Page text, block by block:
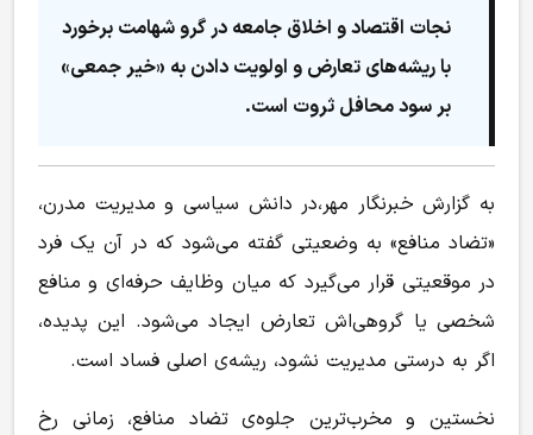
نجات اقتصاد و اخلاق جامعه در گرو شهامت برخورد
با ریشه‌های تعارض و اولویت دادن به «خیر جمعی»
بر سود محافل ثروت است.
به گزارش خبرنگار مهر،در دانش سیاسی و مدیریت مدرن،
«تضاد منافع» به وضعیتی گفته می‌شود که در آن یک فرد
در موقعیتی قرار می‌گیرد که میان وظایف حرفه‌ای و منافع
شخصی یا گروهی‌اش تعارض ایجاد می‌شود. این پدیده،
اگر به درستی مدیریت نشود، ریشه‌ی اصلی فساد است.
نخستین و مخرب‌ترین جلوه‌ی تضاد منافع، زمانی رخ